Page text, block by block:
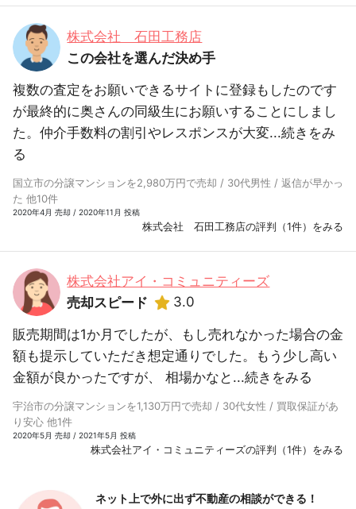
株式会社 石田工務店
この会社を選んだ決め手
複数の査定をお願いできるサイトに登録もしたのです
が最終的に奥さんの同級生にお願いすることにしまし
た。仲介手数料の割引やレスポンスが大変...続きをみ
る
国立市の分譲マンションを2,980万円で売却 / 30代男性 / 返信が早かっ
た 他10件
2020年4月 売却 / 2020年11月 投稿
株式会社 石田工務店の評判（1件）をみる
株式会社アイ・コミュニティーズ
売却スピード
3.0
販売期間は1か月でしたが、もし売れなかった場合の金
額も提示していただき想定通りでした。もう少し高い
金額が良かったですが、 相場かなと...続きをみる
宇治市の分譲マンションを1,130万円で売却 / 30代女性 / 買取保証があ
り安心 他1件
2020年5月 売却 / 2021年5月 投稿
株式会社アイ・コミュニティーズの評判（1件）をみる
ネット上で外に出ず不動産の相談ができる！